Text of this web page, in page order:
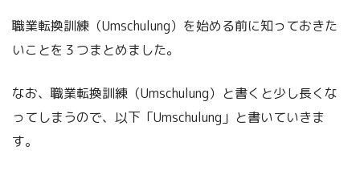
職業転換訓練（Umschulung）を始める前に知っておきた
いことを３つまとめました。
なお、職業転換訓練（Umschulung）と書くと少し長くな
ってしまうので、以下「Umschulung」と書いていきま
す。